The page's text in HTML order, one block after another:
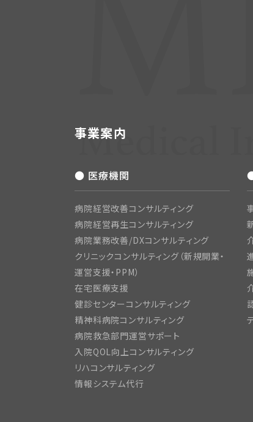
事業案内
● 医療機関
病院経営改善コンサルティング
病院経営再生コンサルティング
病院業務改善/DXコンサルティング
クリニックコンサルティング（新規開業・
運営支援・PPM）
在宅医療支援
健診センターコンサルティング
精神科病院コンサルティング
病院救急部門運営サポート
入院QOL向上コンサルティング
リハコンサルティング
情報システム代行